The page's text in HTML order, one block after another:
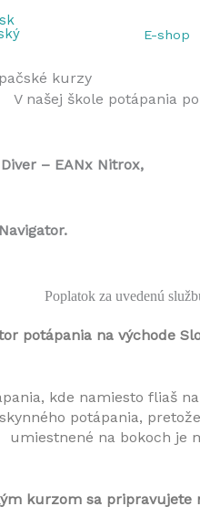
E-shop
kurzy
V našej škole potápania
– EANx Nitrox,
Poplatok za uvedenú
potápania na východe
kde namiesto fliaš
potápania,
umiestnené na bokoch je
kurzom sa pripravujete